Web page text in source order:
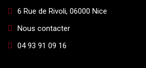
6 Rue de Rivoli, 06000 Nice
Nous contacter
04 93 91 09 16